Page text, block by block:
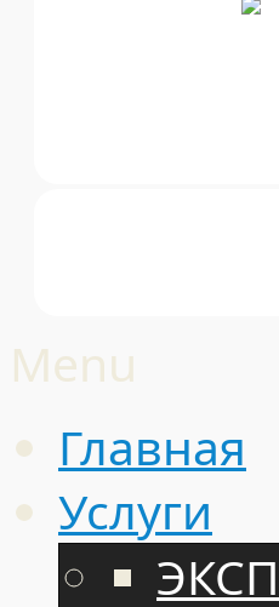
Menu
Главная
Услуги